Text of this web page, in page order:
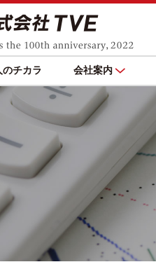
のチカラ 会社案内